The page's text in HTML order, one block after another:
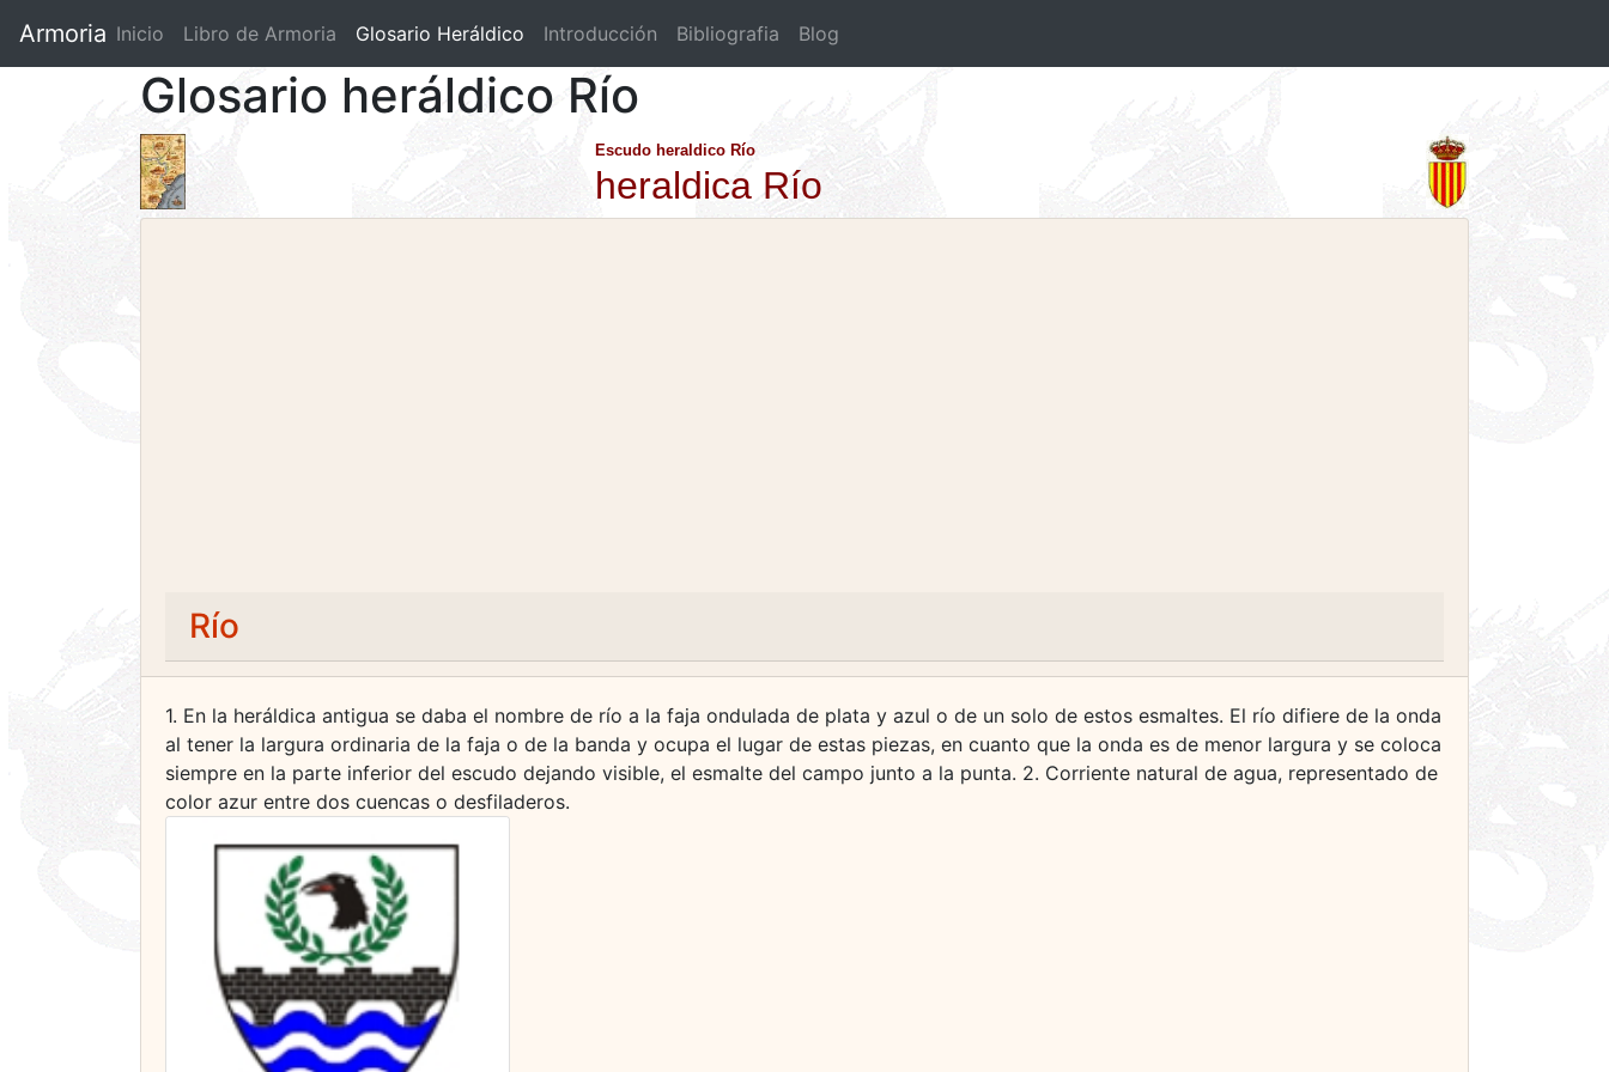
Armoria Inicio Libro de Armoria (current)
Glosario Heráldico Introducción Bibliografia Blog
Glosario heráldico Río
Escudo heraldico Río
heraldica Río
Río
1. En la heráldica antigua se daba el nombre de río a la faja ondulada de plata y azul o de un solo de estos esmaltes. El río difiere de la onda
al tener la largura ordinaria de la faja o de la banda y ocupa el lugar de estas piezas, en cuanto que la onda es de menor largura y se coloca
siempre en la parte inferior del escudo dejando visible, el esmalte del campo junto a la punta. 2. Corriente natural de agua, representado de
color azur entre dos cuencas o desfiladeros.